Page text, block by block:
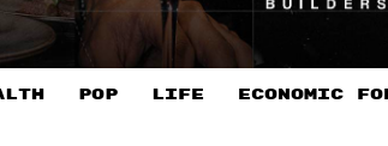
POP LIFE ECONOMIC